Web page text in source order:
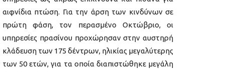
αιφνίδια πτώση. Για την άρση των κινδύνων σε
πρώτη φάση, τον περασμένο Οκτώβριο, οι
υπηρεσίες πρασίνου προχώρησαν στην αυστηρή
κλάδευση των 175 δέντρων, ηλικίας μεγαλύτερης
των 50 ετών, για τα οποία διαπιστώθηκε μεγάλη